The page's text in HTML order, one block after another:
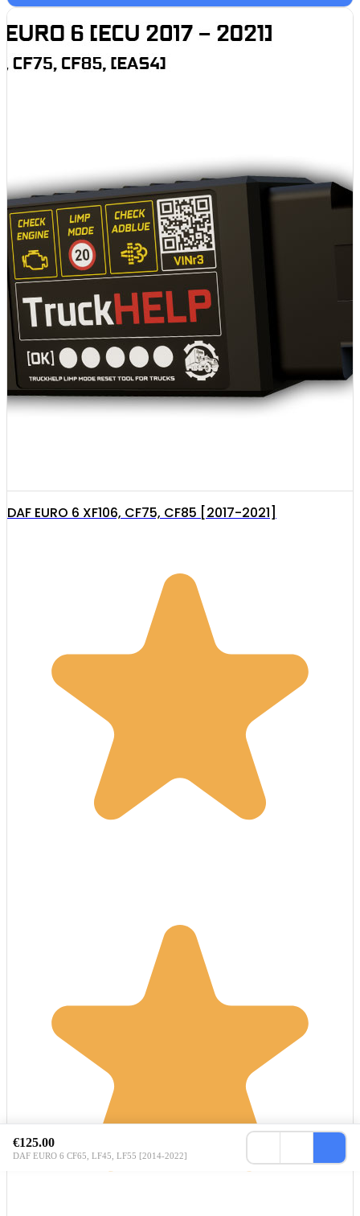
DAF EURO 6 XF106, CF75, CF85 [2017-2021]
€125.00
DAF EURO 6 CF65, LF45, LF55 [2014-2022]